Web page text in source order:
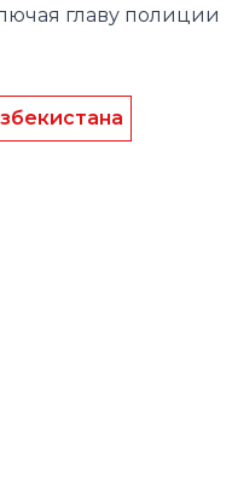
главу полиции